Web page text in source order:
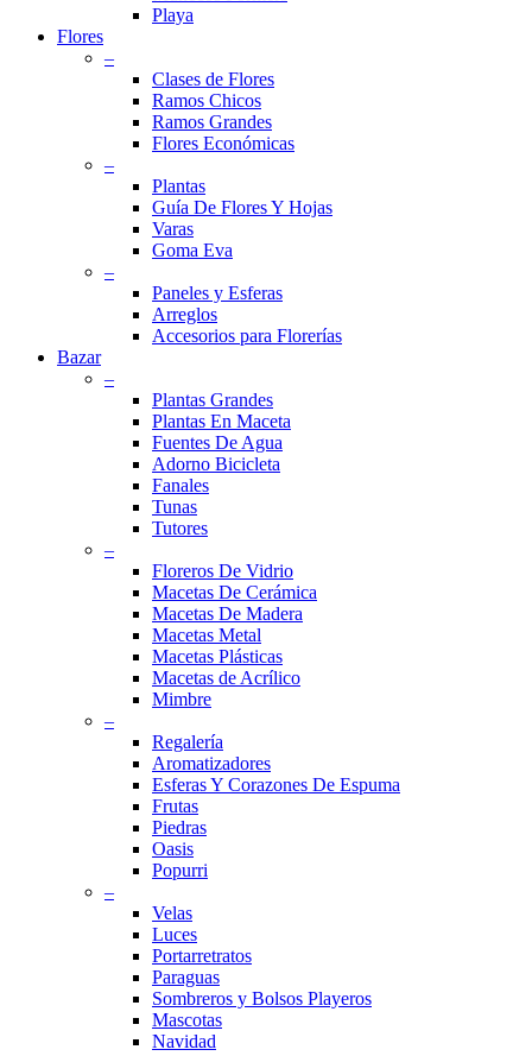
Playa
Flores
–
Clases de Flores
Ramos Chicos
Ramos Grandes
Flores Económicas
–
Plantas
Guía De Flores Y Hojas
Varas
Goma Eva
–
Paneles y Esferas
Arreglos
Accesorios para Florerías
Bazar
–
Plantas Grandes
Plantas En Maceta
Fuentes De Agua
Adorno Bicicleta
Fanales
Tunas
Tutores
–
Floreros De Vidrio
Macetas De Cerámica
Macetas De Madera
Macetas Metal
Macetas Plásticas
Macetas de Acrílico
Mimbre
–
Regalería
Aromatizadores
Esferas Y Corazones De Espuma
Frutas
Piedras
Oasis
Popurri
–
Velas
Luces
Portarretratos
Paraguas
Sombreros y Bolsos Playeros
Mascotas
Navidad